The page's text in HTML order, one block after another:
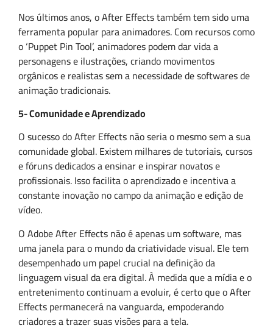
Nos últimos anos, o After Effects também tem sido uma
ferramenta popular para animadores. Com recursos como
o ‘Puppet Pin Tool’, animadores podem dar vida a
personagens e ilustrações, criando movimentos
orgânicos e realistas sem a necessidade de softwares de
animação tradicionais.
5- Comunidade e Aprendizado
O sucesso do After Effects não seria o mesmo sem a sua
comunidade global. Existem milhares de tutoriais, cursos
e fóruns dedicados a ensinar e inspirar novatos e
profissionais. Isso facilita o aprendizado e incentiva a
constante inovação no campo da animação e edição de
vídeo.
O Adobe After Effects não é apenas um software, mas
uma janela para o mundo da criatividade visual. Ele tem
desempenhado um papel crucial na definição da
linguagem visual da era digital. À medida que a mídia e o
entretenimento continuam a evoluir, é certo que o After
Effects permanecerá na vanguarda, empoderando
criadores a trazer suas visões para a tela.